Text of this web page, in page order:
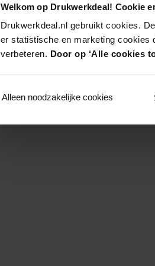
Welkom op Drukwerkdeal! Cookie
Drukwerkdeal.nl gebruikt cookies.
er statistische en marketing cookies
verbeteren. Door op ‘Alle cookies
Alleen noodzakelijke cookies